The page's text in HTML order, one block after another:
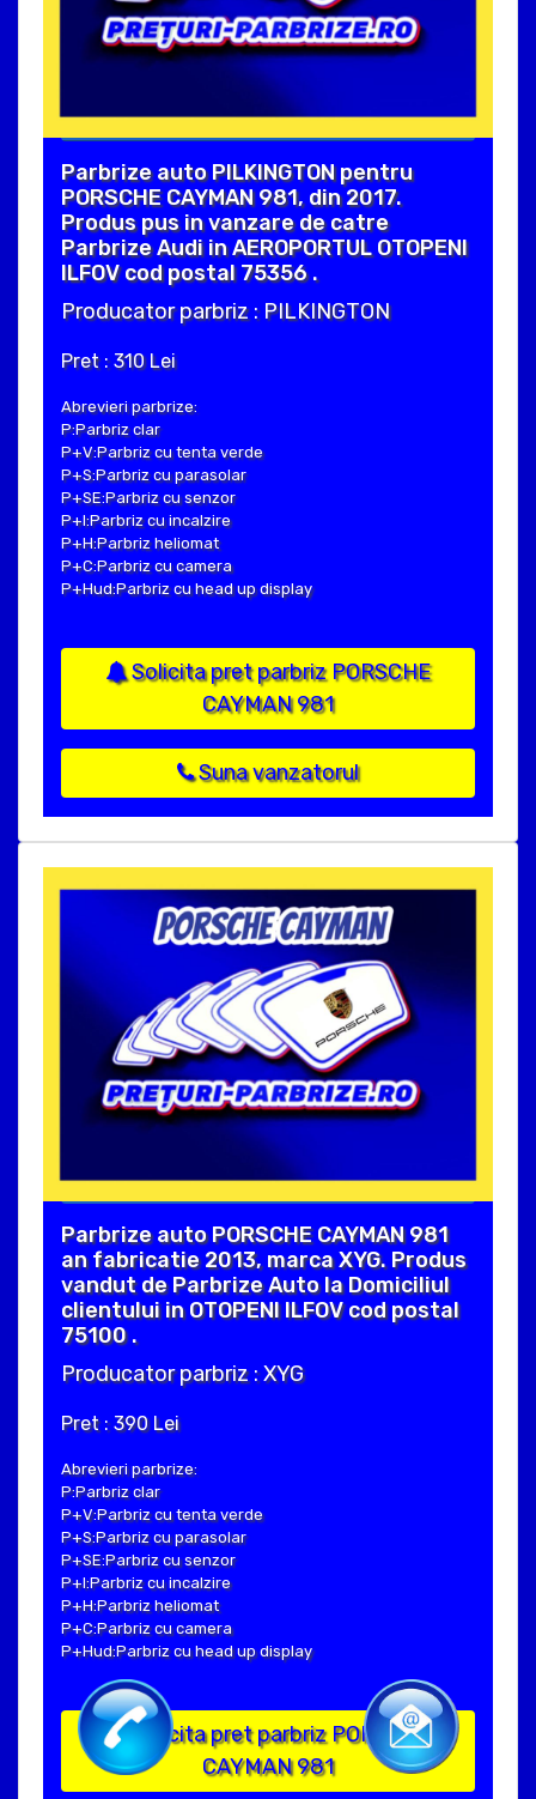
Parbrize auto PILKINGTON pentru
PORSCHE CAYMAN 981, din 2017.
Produs pus in vanzare de catre
Parbrize Audi in AEROPORTUL OTOPENI
ILFOV cod postal 75356 .
Producator parbriz : PILKINGTON
Pret : 310 Lei
Abrevieri parbrize:
P:Parbriz clar
P+V:Parbriz cu tenta verde
P+S:Parbriz cu parasolar
P+SE:Parbriz cu senzor
P+I:Parbriz cu incalzire
P+H:Parbriz heliomat
P+C:Parbriz cu camera
P+Hud:Parbriz cu head up display
Solicita pret parbriz PORSCHE
CAYMAN 981
Suna vanzatorul
Parbrize auto PORSCHE CAYMAN 981
an fabricatie 2013, marca XYG. Produs
vandut de Parbrize Auto la Domiciliul
clientului in OTOPENI ILFOV cod postal
75100 .
Producator parbriz : XYG
Pret : 390 Lei
Abrevieri parbrize:
P:Parbriz clar
P+V:Parbriz cu tenta verde
P+S:Parbriz cu parasolar
P+SE:Parbriz cu senzor
P+I:Parbriz cu incalzire
P+H:Parbriz heliomat
P+C:Parbriz cu camera
P+Hud:Parbriz cu head up display
Solicita pret parbriz PORSCHE
CAYMAN 981